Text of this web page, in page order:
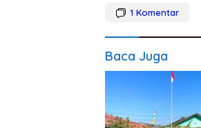
1 Komentar
Baca Juga